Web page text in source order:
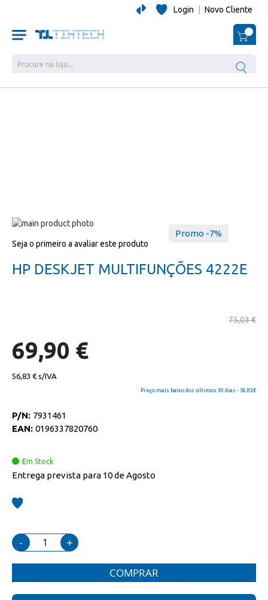
Login Novo Cliente
O
Salte
o
da
para
início
Promo -7%
Seja o primeiro a avaliar este produto
HP DESKJET MULTIFUNÇÕES 4222E
75,03 €
69,90 €
56,83 €
Preço mais baixo dos últimos 30 dias - 56.83€
P/N: 7931461
EAN: 0196337820760
Em Stock
Entrega prevista para 10 de Agosto
- +
COMPRAR